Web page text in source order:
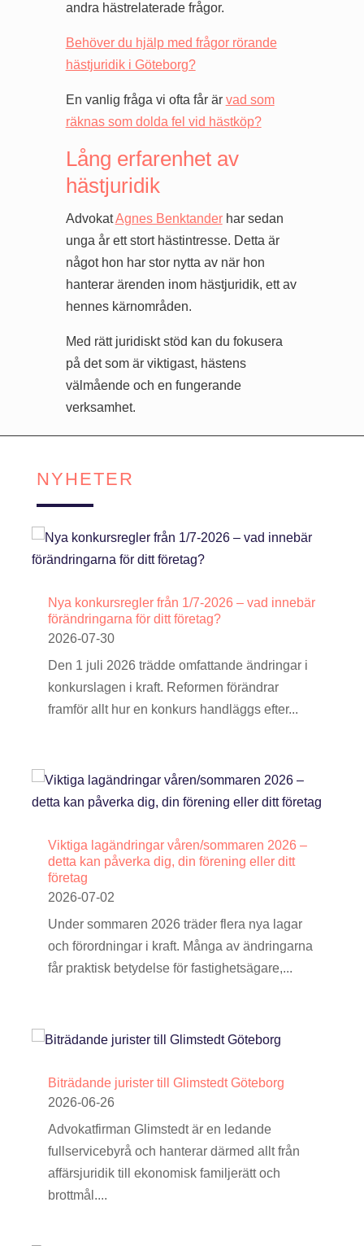
andra hästrelaterade frågor.
Behöver du hjälp med frågor rörande
hästjuridik i Göteborg?
En vanlig fråga vi ofta får är vad som
räknas som dolda fel vid hästköp?
Lång erfarenhet av
hästjuridik
AdvokatAgnes Benktanderhar sedan
unga år ett stort hästintresse. Detta är
något hon har stor nytta av när hon
hanterar ärenden inom hästjuridik, ett av
hennes kärnområden.
Med rätt juridiskt stöd kan du fokusera
på det som är viktigast, hästens
välmående och en fungerande
verksamhet.
NYHETER
Nya konkursregler från 1/7-2026 – vad innebär
förändringarna för ditt företag?
2026-07-30
Den 1 juli 2026 trädde omfattande ändringar i
konkurslagen i kraft. Reformen förändrar
framför allt hur en konkurs handläggs efter...
Viktiga lagändringar våren/sommaren 2026 –
detta kan påverka dig, din förening eller ditt
företag
2026-07-02
Under sommaren 2026 träder flera nya lagar
och förordningar i kraft. Många av ändringarna
får praktisk betydelse för fastighetsägare,...
Biträdande jurister till Glimstedt Göteborg
2026-06-26
Advokatfirman Glimstedt är en ledande
fullservicebyrå och hanterar därmed allt från
affärsjuridik till ekonomisk familjerätt och
brottmål....